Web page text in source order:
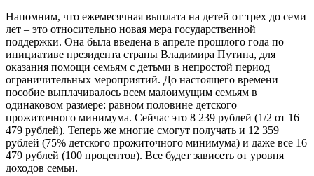
Напомним, что ежемесячная выплата на детей от трех до семи
лет – это относительно новая мера государственной
поддержки. Она была введена в апреле прошлого года по
инициативе президента страны Владимира Путина, для
оказания помощи семьям с детьми в непростой период
ограничительных мероприятий. До настоящего времени
пособие выплачивалось всем малоимущим семьям в
одинаковом размере: равном половине детского
прожиточного минимума. Сейчас это 8 239 рублей (1/2 от 16
479 рублей). Теперь же многие смогут получать и 12 359
рублей (75% детского прожиточного минимума) и даже все 16
479 рублей (100 процентов). Все будет зависеть от уровня
доходов семьи.